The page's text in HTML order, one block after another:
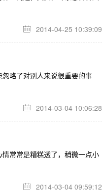
 2014-04-25 10:39:09
略了对别人来说很重要的事
 2014-03-04 10:06:28
常常是糟糕透了，稍微一点小
 2014-03-04 09:59:12